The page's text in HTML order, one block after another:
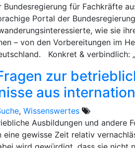
Bundesregierung für Fachkräfte
Portal der
wie sie
– von den Vorbereitungen im
Konkret & verbindlich:
zur
aus
, Wissenswertes
Ausbildungen und andere
eine gewisse Zeit relativ